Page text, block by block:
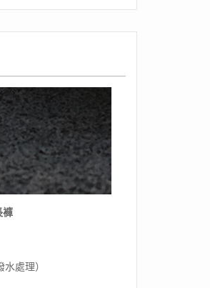
褲
處理）